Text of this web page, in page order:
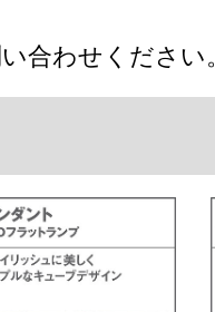
合わせください